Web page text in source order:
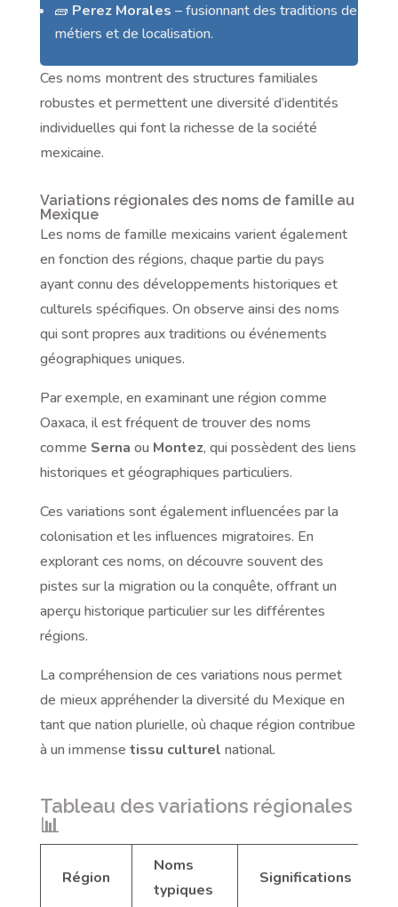
🧱 Perez Morales – fusionnant des traditions de
métiers et de localisation.
Ces noms montrent des structures familiales
robustes et permettent une diversité d’identités
individuelles qui font la richesse de la société
mexicaine.
Variations régionales des noms de famille au
Mexique
Les noms de famille mexicains varient également
en fonction des régions, chaque partie du pays
ayant connu des développements historiques et
culturels spécifiques. On observe ainsi des noms
qui sont propres aux traditions ou événements
géographiques uniques.
Par exemple, en examinant une région comme
Oaxaca, il est fréquent de trouver des noms
comme Serna ou Montez, qui possèdent des liens
historiques et géographiques particuliers.
Ces variations sont également influencées par la
colonisation et les influences migratoires. En
explorant ces noms, on découvre souvent des
pistes sur la migration ou la conquête, offrant un
aperçu historique particulier sur les différentes
régions.
La compréhension de ces variations nous permet
de mieux appréhender la diversité du Mexique en
tant que nation plurielle, où chaque région contribue
à un immense tissu culturel national.
Tableau des variations régionales
📊
Région
Noms
typiques
Significations